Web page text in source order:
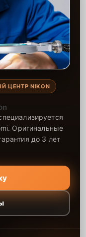
ЦЕНТР NIKON
Оригинальные
до 3 лет